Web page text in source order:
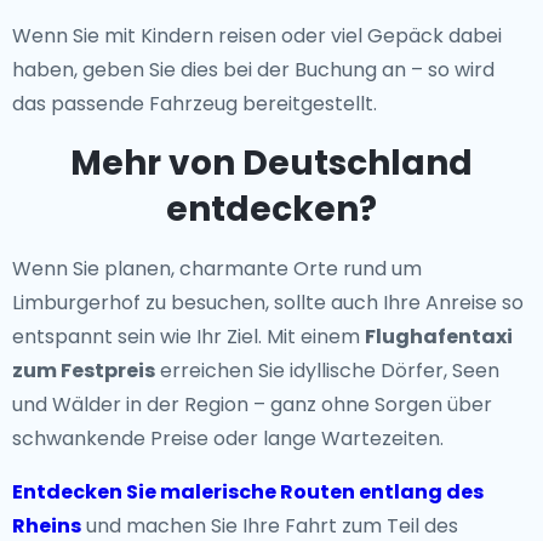
Wenn Sie mit Kindern reisen oder viel Gepäck dabei
haben, geben Sie dies bei der Buchung an – so wird
das passende Fahrzeug bereitgestellt.
Mehr von Deutschland
entdecken?
Wenn Sie planen, charmante Orte rund um
Limburgerhof zu besuchen, sollte auch Ihre Anreise so
entspannt sein wie Ihr Ziel. Mit einem Flughafentaxi
zum Festpreiserreichen Sie idyllische Dörfer, Seen
und Wälder in der Region – ganz ohne Sorgen über
schwankende Preise oder lange Wartezeiten.
Entdecken Sie malerische Routen entlang des
Rheinsund machen Sie Ihre Fahrt zum Teil des